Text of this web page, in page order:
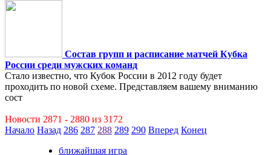
Состав групп и расписание матчей Кубка
России среди мужских команд
Стало известно, что Кубок России в 2012 году будет
проходить по новой схеме. Представляем вашему вниманию
сост
Новости 2871 - 2880 из 3172
Начало Назад 286 287 288 289 290 Вперед Конец
ближайшая игра